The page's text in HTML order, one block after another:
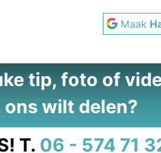
Maak
tip, foto of
ons wilt delen?
T. 06 - 574 71